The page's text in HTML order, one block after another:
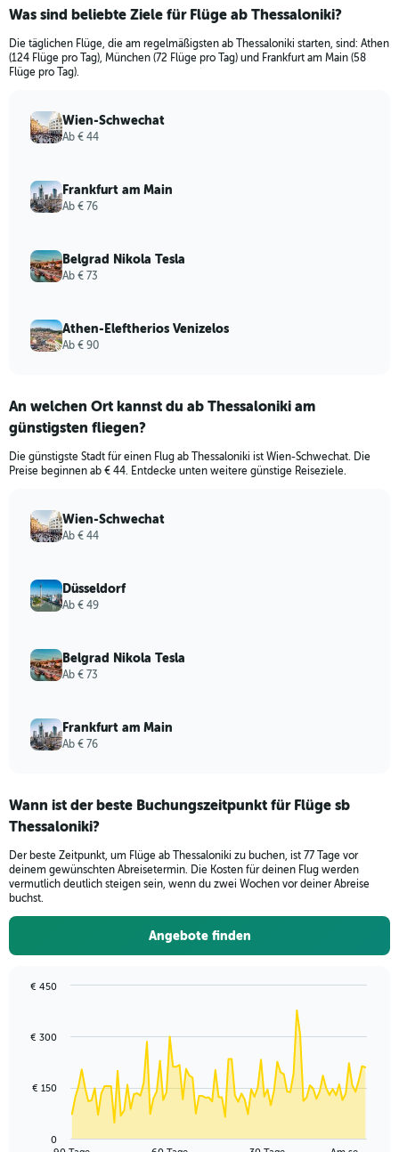
Was sind beliebte Ziele für Flüge ab Thessaloniki?
Die täglichen Flüge, die am regelmäßigsten ab Thessaloniki starten, sind: Athen
(124 Flüge pro Tag), München (72 Flüge pro Tag) und Frankfurt am Main (58
Flüge pro Tag).
Wien-Schwechat
Ab € 44
Frankfurt am Main
Ab € 76
Belgrad Nikola Tesla
Ab € 73
Athen-Eleftherios Venizelos
Ab € 90
An welchen Ort kannst du ab Thessaloniki am
günstigsten fliegen?
Die günstigste Stadt für einen Flug ab Thessaloniki ist Wien-Schwechat. Die
Preise beginnen ab € 44. Entdecke unten weitere günstige Reiseziele.
Wien-Schwechat
Ab € 44
Düsseldorf
Ab € 49
Belgrad Nikola Tesla
Ab € 73
Frankfurt am Main
Ab € 76
Wann ist der beste Buchungszeitpunkt für Flüge sb
Thessaloniki?
Der beste Zeitpunkt, um Flüge ab Thessaloniki zu buchen, ist 77 Tage vor
deinem gewünschten Abreisetermin. Die Kosten für deinen Flug werden
vermutlich deutlich steigen sein, wenn du zwei Wochen vor deiner Abreise
buchst.
Angebote finden
91
The
0
€ 150
€ 300
€ 450